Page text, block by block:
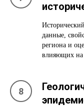
данные,
региона и
влияющих